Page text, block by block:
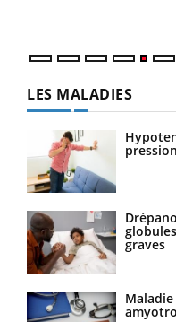
LES MALADIES
graves